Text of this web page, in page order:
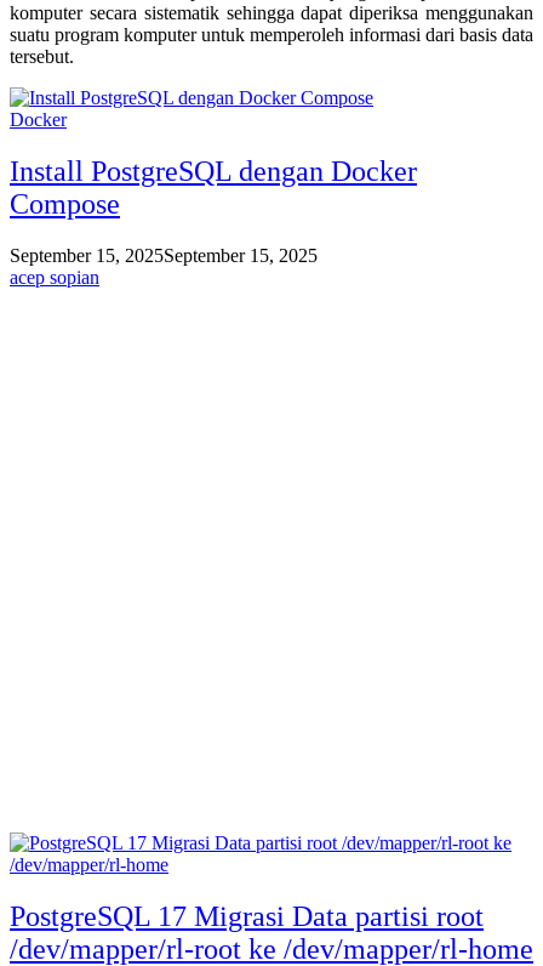
komputer secara sistematik sehingga dapat diperiksa menggunakan
suatu program komputer untuk memperoleh informasi dari basis data
tersebut.
Docker
Install PostgreSQL dengan Docker
Compose
September 15, 2025September 15, 2025
acep sopian
PostgreSQL 17 Migrasi Data partisi root
/dev/mapper/rl-root ke /dev/mapper/rl-home